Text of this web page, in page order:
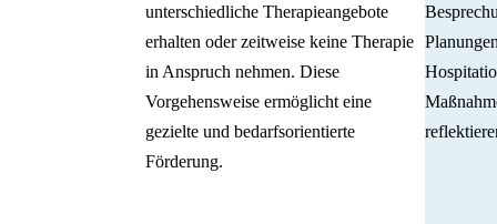
unterschiedliche Therapieangebote
erhalten oder zeitweise keine Therapie
in Anspruch nehmen. Diese
Vorgehensweise ermöglicht eine
gezielte und bedarfsorientierte
Förderung.